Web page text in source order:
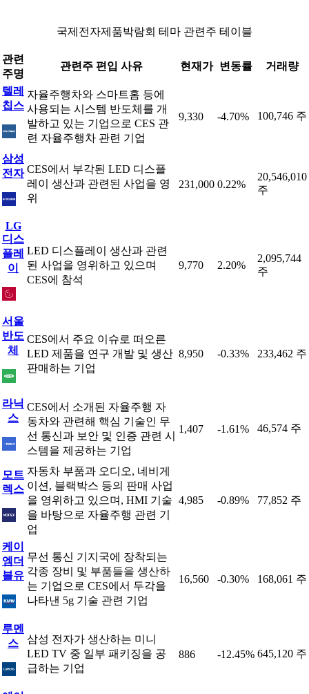
국제전자제품박람회 테마 관련주 테이블
관련
주명
관련주 편입 사유 현재가 변동률 거래량
텔레
칩스
자율주행차와 스마트홈 등에
사용되는 시스템 반도체를 개
발하고 있는 기업으로 CES 관
련 자율주행차 관련 기업
9,330 -4.70% 100,746 주
삼성
전자 CES에서 부각된 LED 디스플
레이 생산과 관련된 사업을 영
위
231,000 0.22%
20,546,010
주
LG
디스
플레
이
LED 디스플레이 생산과 관련
된 사업을 영위하고 있으며
CES에 참석
9,770 2.20%
2,095,744
주
서울
반도
체
CES에서 주요 이슈로 떠오른
LED 제품을 연구 개발 및 생산
판매하는 기업
8,950 -0.33% 233,462 주
라닉
스
CES에서 소개된 자율주행 자
동차와 관련해 핵심 기술인 무
선 통신과 보안 및 인증 관련 시
스템을 제공하는 기업
1,407 -1.61% 46,574 주
모트
렉스
자동차 부품과 오디오, 네비게
이션, 블랙박스 등의 판매 사업
을 영위하고 있으며, HMI 기술
을 바탕으로 자율주행 관련 기
업
4,985 -0.89% 77,852 주
케이
엠더
블유
무선 통신 기지국에 장착되는
각종 장비 및 부품들을 생산하
는 기업으로 CES에서 두각을
나타낸 5g 기술 관련 기업
16,560 -0.30% 168,061 주
루멘
스
삼성 전자가 생산하는 미니
LED TV 중 일부 패키징을 공
급하는 기업
886 -12.45% 645,120 주